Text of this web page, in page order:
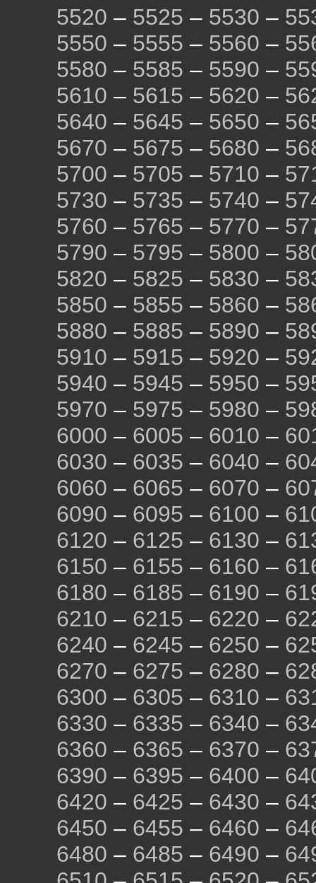
5520 – 5525 – 5530 –
5550 – 5555 – 5560 –
5580 – 5585 – 5590 –
5610 – 5615 – 5620 –
5640 – 5645 – 5650 –
5670 – 5675 – 5680 –
5700 – 5705 – 5710 –
5730 – 5735 – 5740 –
5760 – 5765 – 5770 –
5790 – 5795 – 5800 –
5820 – 5825 – 5830 –
5850 – 5855 – 5860 –
5880 – 5885 – 5890 –
5910 – 5915 – 5920 –
5940 – 5945 – 5950 –
5970 – 5975 – 5980 –
6000 – 6005 – 6010 –
6030 – 6035 – 6040 –
6060 – 6065 – 6070 –
6090 – 6095 – 6100 –
6120 – 6125 – 6130 –
6150 – 6155 – 6160 –
6180 – 6185 – 6190 –
6210 – 6215 – 6220 –
6240 – 6245 – 6250 –
6270 – 6275 – 6280 –
6300 – 6305 – 6310 –
6330 – 6335 – 6340 –
6360 – 6365 – 6370 –
6390 – 6395 – 6400 –
6420 – 6425 – 6430 –
6450 – 6455 – 6460 –
6480 – 6485 – 6490 –